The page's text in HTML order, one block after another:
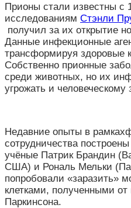
Прионы стали известны с
исследованиям Стэнли
получил за их открытие
Данные инфекционные
трансформируя здоровые
Собственно прионные
среди животных, но их
угрожать и человеческому
Недавние опыты в
сотрудничества
учёные Патрик Брандин
США) и Рональ Мельки
попробовали «заразить»
клетками, полученными
Паркинсона.